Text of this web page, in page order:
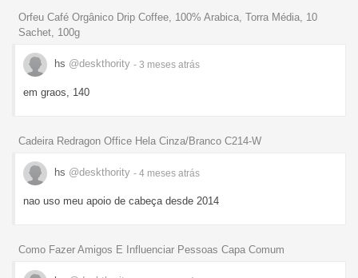
Orfeu Café Orgânico Drip Coffee, 100% Arabica, Torra Média, 10
Sachet, 100g
hs @deskthority - 3 meses atrás
em graos, 140
Cadeira Redragon Office Hela Cinza/Branco C214-W
hs @deskthority - 4 meses atrás
nao uso meu apoio de cabeça desde 2014
Como Fazer Amigos E Influenciar Pessoas Capa Comum